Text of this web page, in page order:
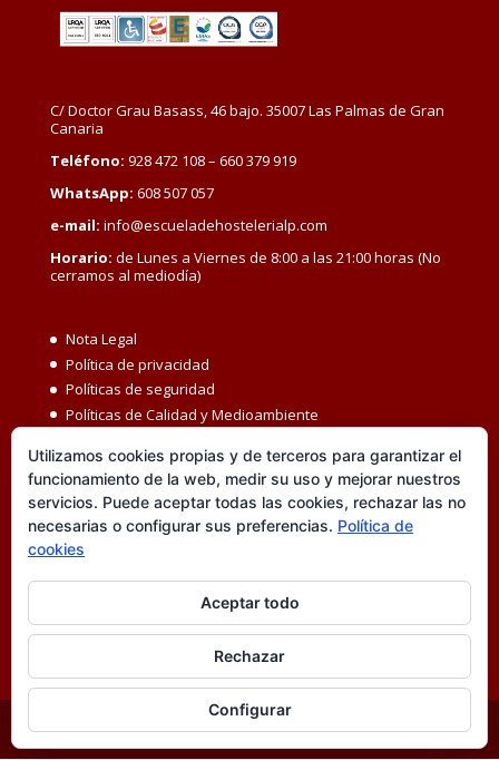
C/ Doctor Grau Basass, 46 bajo. 35007 Las Palmas de Gran
Canaria
Teléfono: 928 472 108 – 660 379 919
WhatsApp: 608 507 057
e-mail: info@escueladehostelerialp.com
Horario: de Lunes a Viernes de 8:00 a las 21:00 horas (No
cerramos al mediodía)
Nota Legal
Política de privacidad
Políticas de seguridad
Políticas de Calidad y Medioambiente
Igualdad MBC
Código ético
Transparencia
Política de cookies
Utilizamos cookies propias y de terceros para garantizar el
funcionamiento de la web, medir su uso y mejorar nuestros
servicios. Puede aceptar todas las cookies, rechazar las no
necesarias o configurar sus preferencias. Política de
cookies
Aceptar todo
Rechazar
Configurar